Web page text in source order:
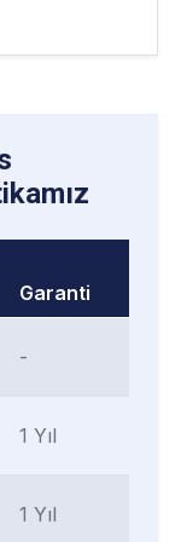
Garanti
-
1 Yıl
1 Yıl